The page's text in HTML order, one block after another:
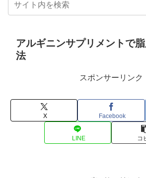
アルギニンサプリメントで
法
スポンサーリンク
X Facebook
LINE コ